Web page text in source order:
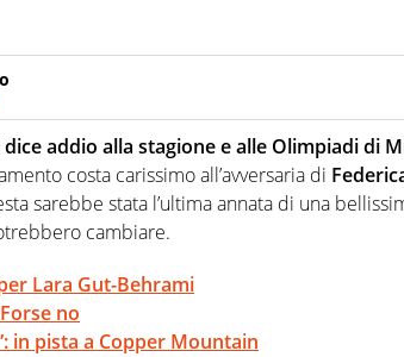
americani non hanno segreti: basket, football,
la notizia dove altri non vedono granché
addio alla stagione e alle Olimpiadi di
costa carissimo all’avversaria di
sarebbe stata l’ultima annata di una
cambiare.
Lara Gut-Behrami
no
in pista a Copper Mountain